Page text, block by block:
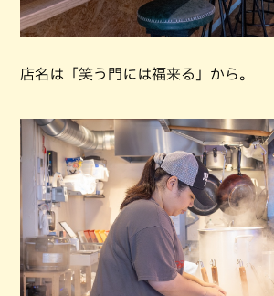
店名は「笑う門には福来る」から。